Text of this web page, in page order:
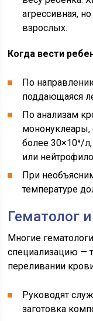
агрессивная,
взрослых.
Когда вести
По
поддающаяся
По анализам
мононуклеары,
более 30×10⁹/
или
При
температуре
Гематолог
Многие
специализацию —
переливании
Руководят
заготовка